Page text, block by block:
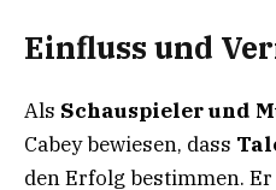
Einfluss und
Als Schauspieler und
Cabey bewiesen, dass
den Erfolg bestimmen.